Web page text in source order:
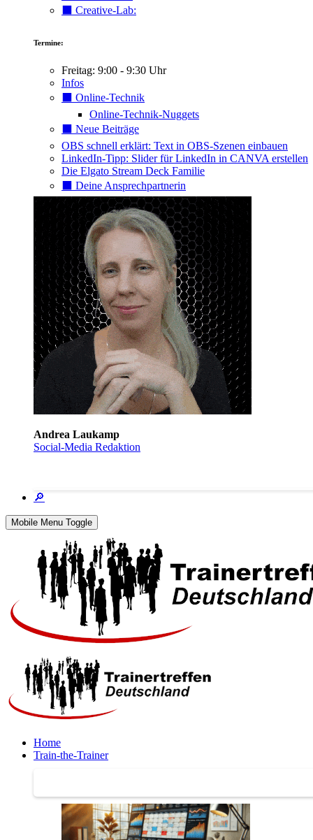
⬛️ Creative-Lab:
Termine:
Freitag: 9:00 - 9:30 Uhr
Infos
⬛️ Online-Technik
Online-Technik-Nuggets
⬛️ Neue Beiträge
OBS schnell erklärt: Text in OBS-Szenen einbauen
LinkedIn-Tipp: Slider für LinkedIn in CANVA erstellen
Die Elgato Stream Deck Familie
⬛️ Deine Ansprechpartnerin
Andrea Laukamp
Social-Media Redaktion
🔎
Mobile Menu Toggle
Home
Train-the-Trainer